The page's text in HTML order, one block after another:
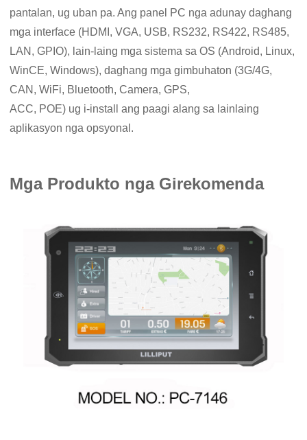
pantalan, ug uban pa. Ang panel PC nga adunay daghang
mga interface (HDMI, VGA, USB, RS232, RS422, RS485,
LAN, GPIO), lain-laing mga sistema sa OS (Android, Linux,
WinCE, Windows), daghang mga gimbuhaton (3G/4G,
CAN, WiFi, Bluetooth, Camera, GPS,
ACC, POE) ug i-install ang paagi alang sa lainlaing
aplikasyon nga opsyonal.
Mga Produkto nga Girekomenda